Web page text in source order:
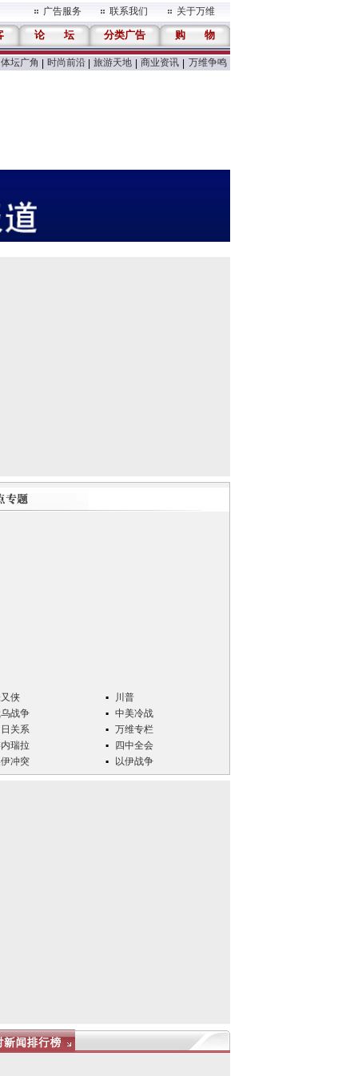
广告服务 联系我们 关于万维
论 坛 分类广告 购 物
体坛广角 时尚前沿 旅游天地 商业资讯 万维争鸣
侠
川普
战争
中美冷战
关系
万维专栏
瑞拉
四中全会
冲突
以伊战争